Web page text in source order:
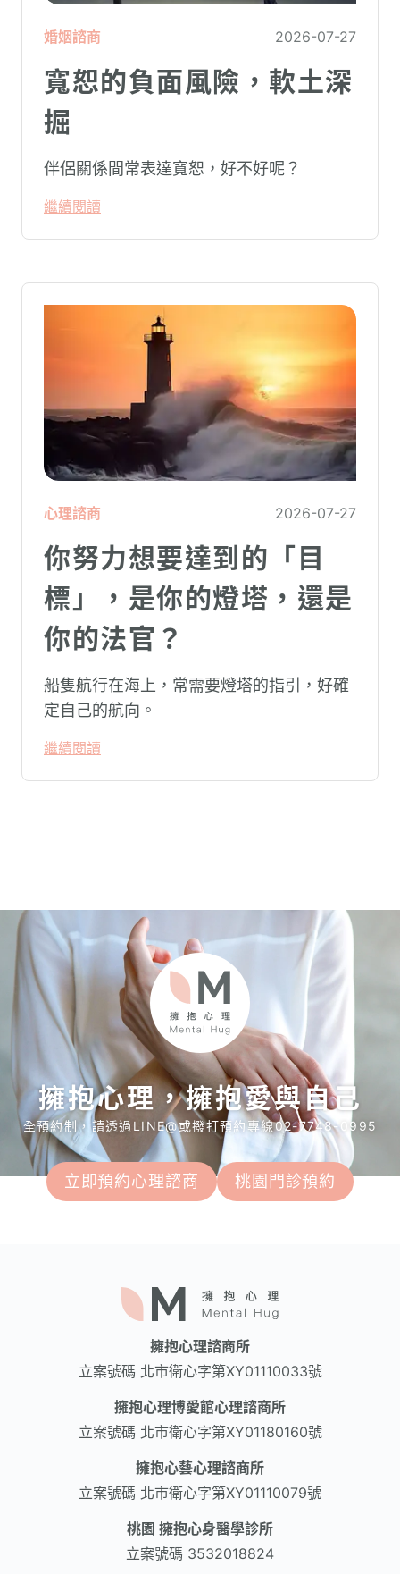
婚姻諮商 2026-07-27
寬恕的負面風險，軟土深
掘
伴侶關係間常表達寬恕，好不好呢？
繼續閱讀
心理諮商 2026-07-27
你努力想要達到的「目
標」，是你的燈塔，還是
你的法官？
船隻航行在海上，常需要燈塔的指引，好確
定自己的航向。
繼續閱讀
擁抱心理，擁抱愛與自己
全預約制，請透過LINE@或撥打預約專線02-7748-0995
立即預約心理諮商 桃園門診預約
擁抱心理諮商所
立案號碼 北市衛心字第XY01110033號
擁抱心理博愛館心理諮商所
立案號碼 北市衛心字第XY01180160號
擁抱心藝心理諮商所
立案號碼 北市衛心字第XY01110079號
桃園 擁抱心身醫學診所
立案號碼 3532018824